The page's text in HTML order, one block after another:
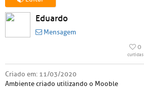
Eduardo
Mensagem
0
curtidas
Criado em: 11/03/2020
Ambiente criado utilizando o Mooble